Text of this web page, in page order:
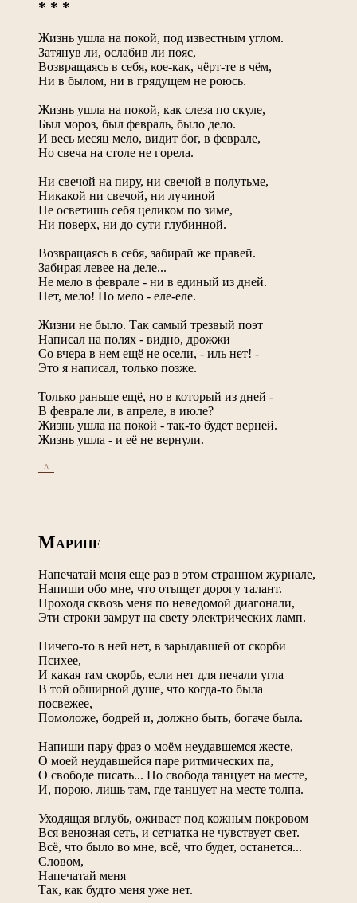
* * *
Жизнь ушла на покой, под известным углом.
Затянув ли, ослабив ли пояс,
Возвращаясь в себя, кое-как, чёрт-те в чём,
Ни в былом, ни в грядущем не роюсь.
Жизнь ушла на покой, как слеза по скуле,
Был мороз, был февраль, было дело.
И весь месяц мело, видит бог, в феврале,
Но свеча на столе не горела.
Ни свечой на пиру, ни свечой в полутьме,
Никакой ни свечой, ни лучиной
Не осветишь себя целиком по зиме,
Ни поверх, ни до сути глубинной.
Возвращаясь в себя, забирай же правей.
Забирая левее на деле...
Не мело в феврале - ни в единый из дней.
Нет, мело! Но мело - еле-еле.
Жизни не было. Так самый трезвый поэт
Написал на полях - видно, дрожжи
Со вчера в нем ещё не осели, - иль нет! -
Это я написал, только позже.
Только раньше ещё, но в который из дней -
В феврале ли, в апреле, в июле?
Жизнь ушла на покой - так-то будет верней.
Жизнь ушла - и её не вернули.
_^_
МАРИНЕ
Напечатай меня еще раз в этом странном журнале,
Напиши обо мне, что отыщет дорогу талант.
Проходя сквозь меня по неведомой диагонали,
Эти строки замрут на свету электрических ламп.
Ничего-то в ней нет, в зарыдавшей от скорби
Психее,
И какая там скорбь, если нет для печали угла
В той обширной душе, что когда-то была
посвежее,
Помоложе, бодрей и, должно быть, богаче была.
Напиши пару фраз о моём неудавшемся жесте,
О моей неудавшейся паре ритмических па,
О свободе писать... Но свобода танцует на месте,
И, порою, лишь там, где танцует на месте толпа.
Уходящая вглубь, оживает под кожным покровом
Вся венозная сеть, и сетчатка не чувствует свет.
Всё, что было во мне, всё, что будет, останется...
Словом,
Напечатай меня
Так, как будто меня уже нет.